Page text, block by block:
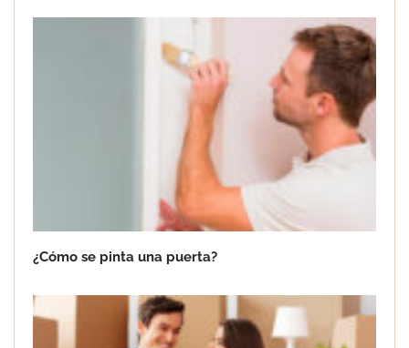
¿Cómo se pinta una puerta?